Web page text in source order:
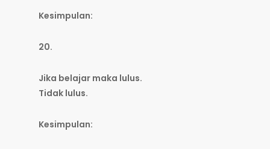
Kesimpulan:
20.
Jika belajar maka lulus.
Tidak lulus.
Kesimpulan: